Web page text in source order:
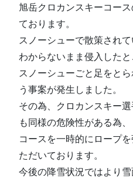
旭岳クロカンスキーコー
ております。
スノーシューで散策され
わからないまま侵入したと
スノーシューごと足をと
う事案が発生しました。
その為、クロカンスキー
も同様の危険性がある為、
コースを一時的にロープ
ただいております。
今後の降雪状況ではより